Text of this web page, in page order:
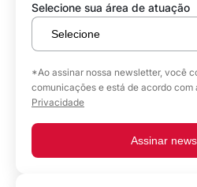
Selecione sua área de atuação
*Ao assinar nossa newsletter, você
comunicações e está de acordo com
Privacidade
Assinar